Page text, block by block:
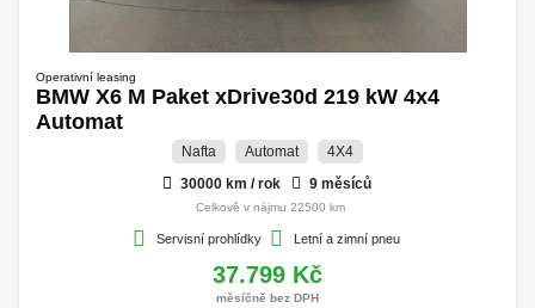
Operativní leasing
BMW X6 M Paket xDrive30d 219 kW 4x4
Automat
Nafta Automat
4X4
30000 km / rok
9 měsíců
Celkově v nájmu 22500 km
Servisní prohlídky Letní a zimní pneu
37.799 Kč
měsíčně bez DPH